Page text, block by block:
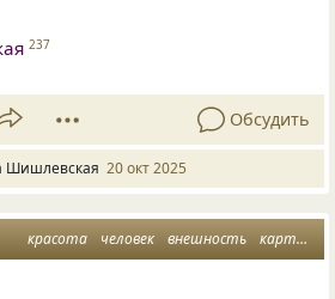
237
Обсудить
Шишлевская 20 окт 2025
красота человек внешность картина